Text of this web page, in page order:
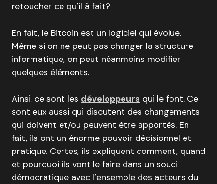
retoucher ce qu’il à fait?
En fait, le Bitcoin est un logiciel qui évolue.
Même si on ne peut pas changer la structure
informatique, on peut néanmoins modifier
quelques éléments.
Ainsi, ce sont les développeurs qui le font. Ce
sont eux aussi qui discutent des changements
qui doivent et/ou peuvent être apportés. En
fait, ils ont un énorme pouvoir décisionnel et
pratique. Certes, ils expliquent comment, quand
et pourquoi ils vont le faire dans un souci
démocratique avec l’ensemble des acteurs du